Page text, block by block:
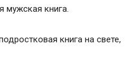
мужская книга.
книга на свете,